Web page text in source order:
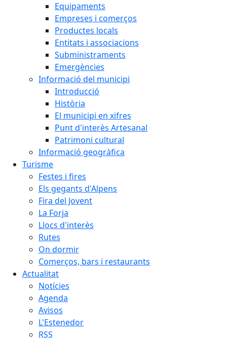
Equipaments
Empreses i comerços
Productes locals
Entitats i associacions
Subministraments
Emergències
Informació del municipi
Introducció
Història
El municipi en xifres
Punt d'interès Artesanal
Patrimoni cultural
Informació geogràfica
Turisme
Festes i fires
Els gegants d'Alpens
Fira del Jovent
La Forja
Llocs d'interès
Rutes
On dormir
Comerços, bars i restaurants
Actualitat
Notícies
Agenda
Avisos
L'Estenedor
RSS